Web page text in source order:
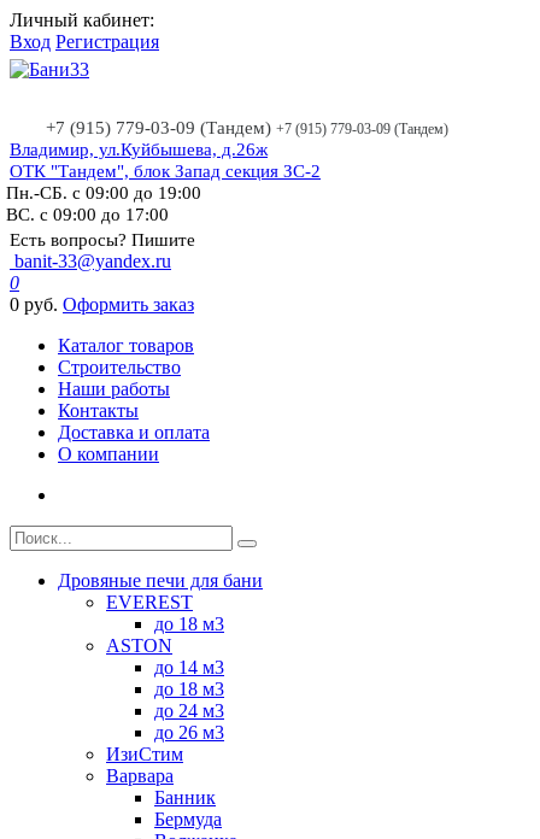
Личный кабинет:
Вход Регистрация
+7 (915) 779-03-09 (Тандем) +7 (915) 779-03-09 (Тандем)
Владимир, ул.Куйбышева, д.26ж
ОТК "Тандем", блок Запад секция ЗС-2
Пн.-СБ. с 09:00 до 19:00
ВС. с 09:00 до 17:00
Есть вопросы? Пишите
banit-33@yandex.ru
0
0 руб. Оформить заказ
Каталог товаров
Строительство
Наши работы
Контакты
Доставка и оплата
О компании
Дровяные печи для бани
EVEREST
до 18 м3
ASTON
до 14 м3
до 18 м3
до 24 м3
до 26 м3
ИзиСтим
Варвара
Банник
Бермуда